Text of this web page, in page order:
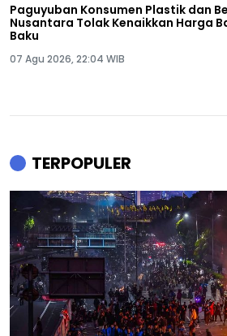
Paguyuban Konsumen Plastik dan
Nusantara Tolak Kenaikkan Harga
Baku
07 Agu 2026, 22:04 WIB
TERPOPULER